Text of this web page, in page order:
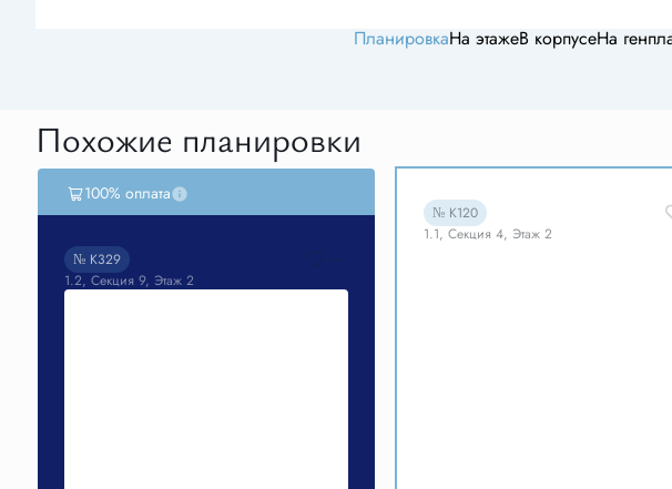
ПланировкаНа этажеВ корпусеНа
Похожие планировки
100% оплата
№ К329
1.2, Секция 9, Этаж 2
№ К120
1.1, Секция 4, Этаж 2